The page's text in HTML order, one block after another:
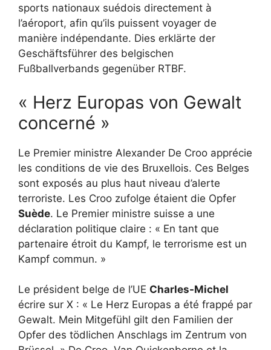
sports nationaux suédois directement à
l’aéroport, afin qu’ils puissent voyager de
manière indépendante. Dies erklärte der
Geschäftsführer des belgischen
Fußballverbands gegenüber RTBF.
« Herz Europas von Gewalt
concerné »
Le Premier ministre Alexander De Croo apprécie
les conditions de vie des Bruxellois. Ces Belges
sont exposés au plus haut niveau d’alerte
terroriste. Les Croo zufolge étaient die Opfer
Suède. Le Premier ministre suisse a une
déclaration politique claire : « En tant que
partenaire étroit du Kampf, le terrorisme est un
Kampf commun. »
Le président belge de l’UE Charles-Michel
écrire sur X : « Le Herz Europas a été frappé par
Gewalt. Mein Mitgefühl gilt den Familien der
Opfer des tödlichen Anschlags im Zentrum von